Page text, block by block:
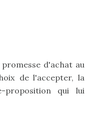
d'achat au
de l'accepter, la
qui lui